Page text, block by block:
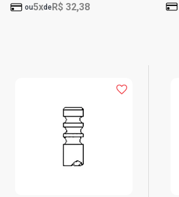
ou5xdeR$ 32,38